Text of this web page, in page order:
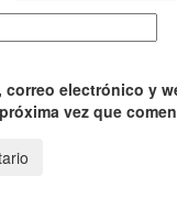
correo electrónico y
vez que